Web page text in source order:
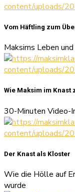
Vom Häftling zum
Maksims Leben
Wie Maksim im Knast
30-Minuten Video-
Der Knast als Kloster
Wie die Hölle auf
wurde